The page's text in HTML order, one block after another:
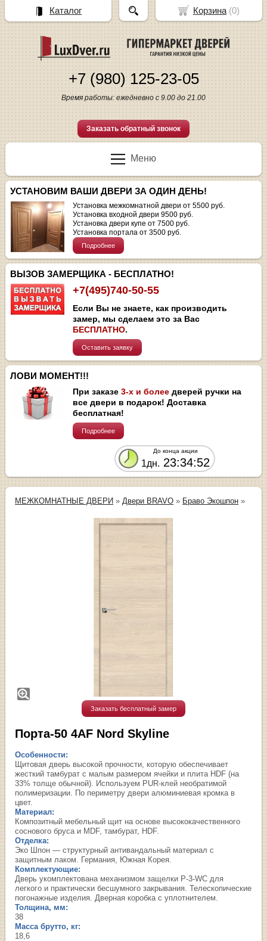
+7 (980) 125-23-05
Время работы: ежедневно с 9.00 до 21.00
Заказать обратный звонок
Меню
УСТАНОВИМ ВАШИ ДВЕРИ ЗА ОДИН ДЕНЬ!
Установка межкомнатной двери от 5500 руб.
Установка входной двери 9500 руб.
Установка двери купе от 7500 руб.
Установка портала от 3500 руб.
Подробнее
ВЫЗОВ ЗАМЕРЩИКА - БЕСПЛАТНО!
+7(495)740-50-55
Если Вы не знаете, как производить
замер, мы сделаем это за Вас
БЕСПЛАТНО.
Оставить заявку
ЛОВИ МОМЕНТ!!!
При заказе3-х и более дверей ручки на
все двери в подарок! Доставка
бесплатная!
Подробнее
До конца акции
1дн. 23:34:51
МЕЖКОМНАТНЫЕ ДВЕРИ » Двери BRAVO » Браво Экошпон »
Заказать бесплатный замер
Порта-50 4AF Nord Skyline
Особенности:
Щитовая дверь высокой прочности, которую обеспечивает
жесткий тамбурат с малым размером ячейки и плита HDF (на
33% толще обычной). Используем PUR-клей необратимой
полимеризации. По периметру двери алюминиевая кромка в
цвет.
Материал:
Композитный мебельный щит на основе высококачественного
соснового бруса и MDF, тамбурат, HDF.
Отделка:
Эко Шпон — структурный антивандальный материал с
защитным лаком. Германия, Южная Корея.
Комплектующие:
Дверь укомплектована механизмом защелки Р-3-WC для
легкого и практически бесшумного закрывания. Телескопические
погонажные изделия. Дверная коробка с уплотнителем.
Толщина, мм:
38
Масса брутто, кг:
18,6
Корзина(0)
Каталог